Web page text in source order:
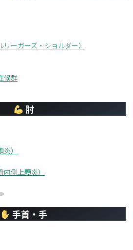
ーガーズ・ショルダー）
候群
肘
）
側上顆炎）
手首・手